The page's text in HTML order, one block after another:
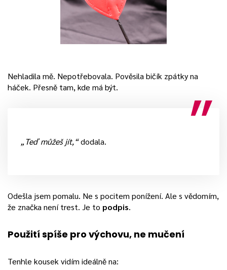
Nehladila mě. Nepotřebovala. Pověsila bičík zpátky na
háček. Přesně tam, kde má být.
„Teď můžeš jít,“dodala.
Odešla jsem pomalu. Ne s pocitem ponížení. Ale s vědomím,
že značka není trest. Je to podpis.
Použití spíše pro výchovu, ne mučení
Tenhle kousek vidím ideálně na: